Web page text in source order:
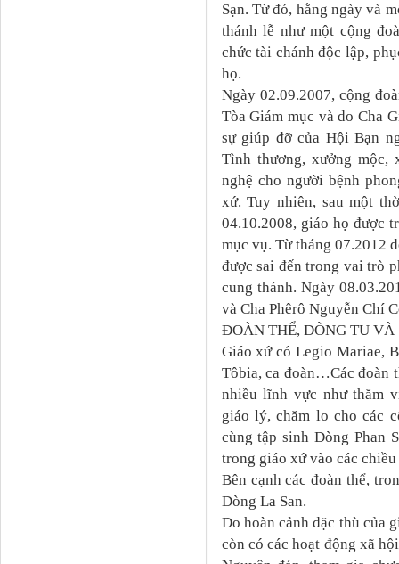
Sạn. Từ đó, hằng ngày và
thánh lễ như một cộng
chức tài chánh độc lập,
họ.
Ngày 02.09.2007, cộng
Tòa Giám mục và do Cha
sự giúp đỡ của Hội Bạn
Tình thương, xưởng mộc,
nghệ cho người bệnh
xứ. Tuy nhiên, sau một
04.10.2008, giáo họ được
mục vụ. Từ tháng 07.2012
được sai đến trong vai trò
cung thánh. Ngày
và Cha Phêrô Nguyễn Chí
ĐOÀN THỂ, DÒNG TU
Giáo xứ có Legio Mariae,
Tôbia, ca đoàn…Các đoàn
nhiều lĩnh vực như thăm
giáo lý, chăm lo cho các
cùng tập sinh Dòng Phan
trong giáo xứ vào các chiều
Bên cạnh các đoàn thể,
Dòng La San.
Do hoàn cảnh đặc thù của
còn có các hoạt động xã